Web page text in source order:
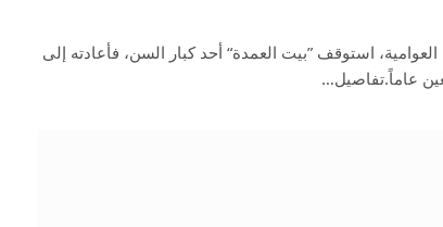
استوقف ”بيت العمدة“ أحد كبار السن، فأعادته إلى
عاماً.تفاصيل…